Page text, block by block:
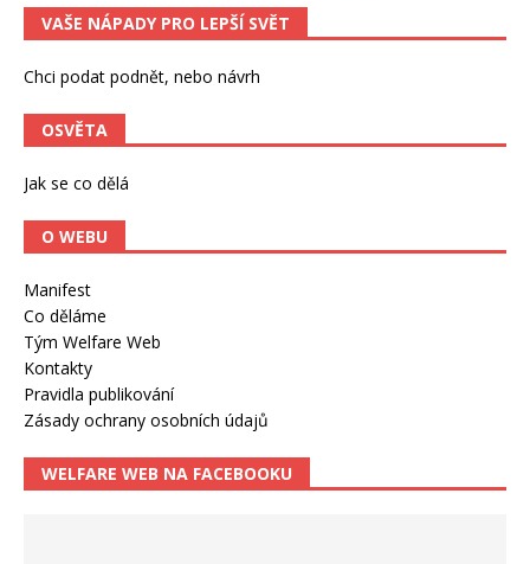
VAŠE NÁPADY PRO LEPŠÍ SVĚT
Chci podat podnět, nebo návrh
OSVĚTA
Jak se co dělá
O WEBU
Manifest
Co děláme
Tým Welfare Web
Kontakty
Pravidla publikování
Zásady ochrany osobních údajů
WELFARE WEB NA FACEBOOKU